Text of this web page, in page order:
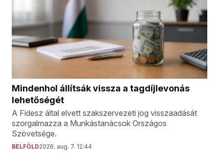
Mindenhol állítsák vissza a tagdíjlevonás
lehetőségét
A Fidesz által elvett szakszervezeti jog visszaadását
szorgalmazza a Munkástanácsok Országos
Szövetsége.
BELFÖLD2026. aug. 7. 12:44